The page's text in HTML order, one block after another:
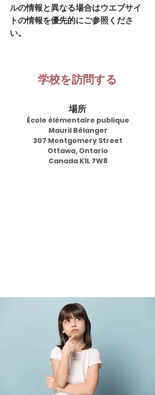
ルの情報と異なる場合はウエブサイ
トの情報を優先的にご参照くださ
い。
学校を訪問する
場所
École élémentaire publique
Mauril Bélanger
307 Montgomery Street
Ottawa, Ontario
Canada K1L 7W8